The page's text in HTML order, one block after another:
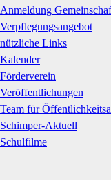
Anmeldung
Verpflegungsangebot
nützliche Links
Kalender
Förderverein
Veröffentlichungen
Team für
Schimper-Aktuell
Schulfilme